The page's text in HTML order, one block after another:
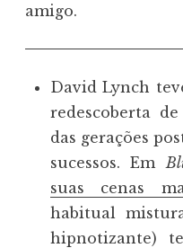
amigo.
David Lynch
redescoberta
das gerações
sucessos. Em
suas cenas
habitual
hipnotizante)